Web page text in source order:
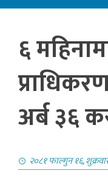
६
अर्ब ३६
२०८१ फाल्गुन १६,